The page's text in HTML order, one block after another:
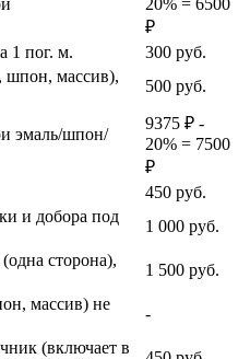
20% = 6500
₽
1 пог. м.
300 руб.
шпон, массив),
500 руб.
эмаль/шпон/
9375 ₽ -
20% = 7500
₽
450 руб.
и добора под
1 000 руб.
сторона),
1 500 руб.
массив) не
-
(включает в